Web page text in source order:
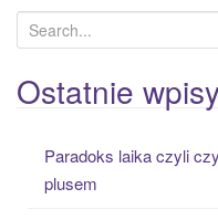
e
a
r
Ostatnie
Paradoks laika czyli
plusem